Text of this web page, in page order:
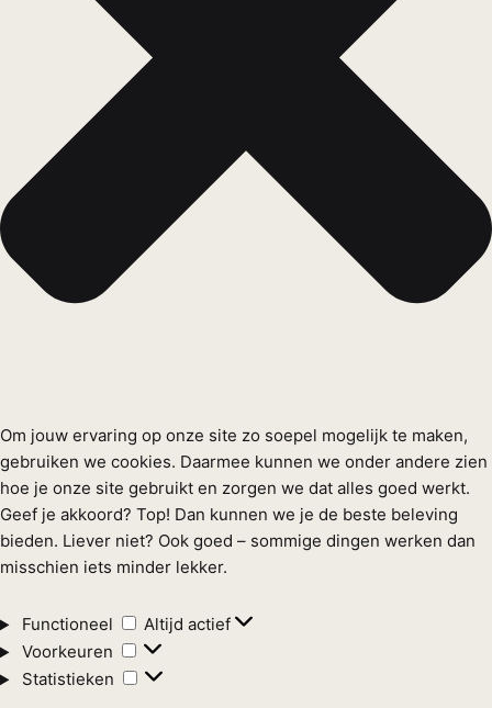
Om jouw ervaring op onze site zo soepel mogelijk te maken,
gebruiken we cookies. Daarmee kunnen we onder andere zien
hoe je onze site gebruikt en zorgen we dat alles goed werkt.
Geef je akkoord? Top! Dan kunnen we je de beste beleving
bieden. Liever niet? Ook goed – sommige dingen werken dan
misschien iets minder lekker.
Functioneel Functioneel
Altijd actief
Voorkeuren
Voorkeuren
Statistieken
Statistieken